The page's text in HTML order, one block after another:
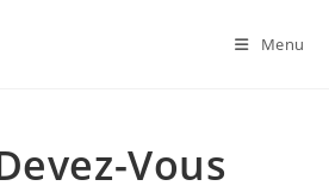
Menu
Vous